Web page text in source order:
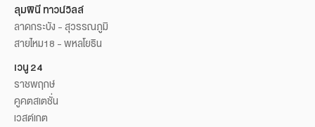
ลุมพินี ทาวน์วิลล์
ลาดกระบัง - สุวรรณภูมิ
สายไหม18 - พหลโยธิน
เวนู 24
ราชพฤกษ์
คูคตสเตชั่น
เวสต์เกต